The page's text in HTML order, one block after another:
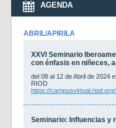
AGENDA
ABRIL/APIRILA
XXVI Seminario
con énfasis en niñeces,
del 08 al 12 de Abril de 2024
RIOD
https://
Seminario: Influencias y